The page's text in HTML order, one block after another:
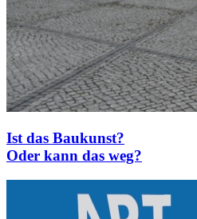
Ist das Baukunst?
Oder kann das weg?